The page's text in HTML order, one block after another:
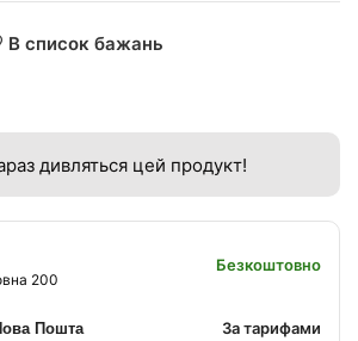
В список бажань
дивляться цей продукт!
200
Безкоштовно
Пошта
За тарифами